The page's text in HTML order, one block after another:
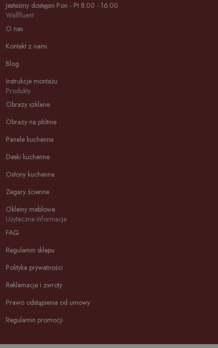
Jesteśmy dostępni Pon - Pt 8:00 - 16:00
Wallfluent
O nas
Kontakt z nami
Blog
Instrukcje montażu
Produkty
Obrazy szklane
Obrazy na płótnie
Panele kuchenne
Deski kuchenne
Osłony kuchenne
Zegary ścienne
Okleiny meblowe
Użyteczne informacje
FAQ
Regulamin sklepu
Polityka prywatności
Reklamacje i zwroty
Prawo odstąpienia od umowy
Regulamin promocji